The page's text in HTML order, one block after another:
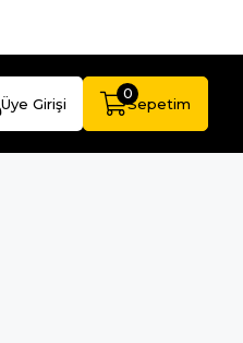
Üye Girişi Sepetim
0